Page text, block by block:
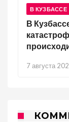
В КУЗБАССЕ
В
7 августа